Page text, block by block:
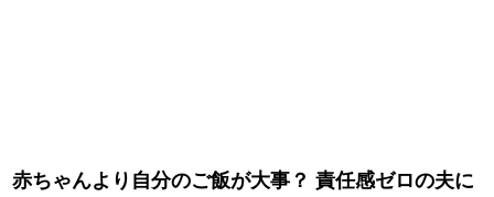
赤ちゃんより自分のご飯が大事？ 責任感ゼロの夫に